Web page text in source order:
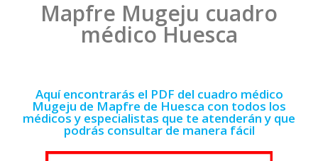
Mapfre Mugeju cuadro
médico Huesca
Aquí encontrarás el PDF del cuadro médico
Mugeju de Mapfre de Huesca con todos los
médicos y especialistas que te atenderán y que
podrás consultar de manera fácil